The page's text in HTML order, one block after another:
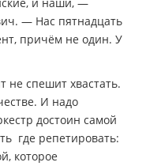
— Нас пятнадцать
причём не один. У
не спешит хвастать.
И надо
достоин самой
где репетировать:
которое